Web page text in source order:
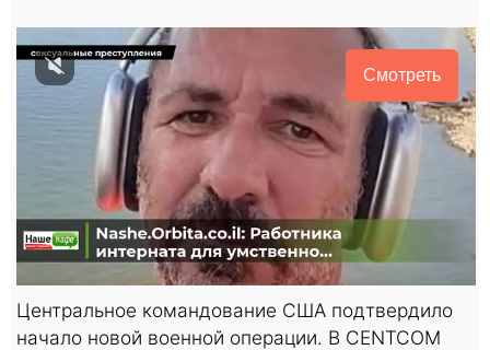
Смотреть
Центральное командование США подтвердило
начало новой военной операции. В CENTCOM